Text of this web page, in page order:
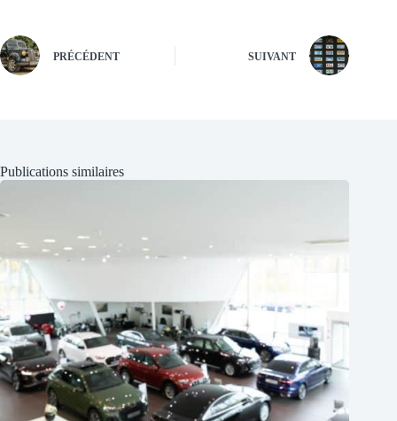
PRÉCÉDENT SUIVANT
Publications similaires